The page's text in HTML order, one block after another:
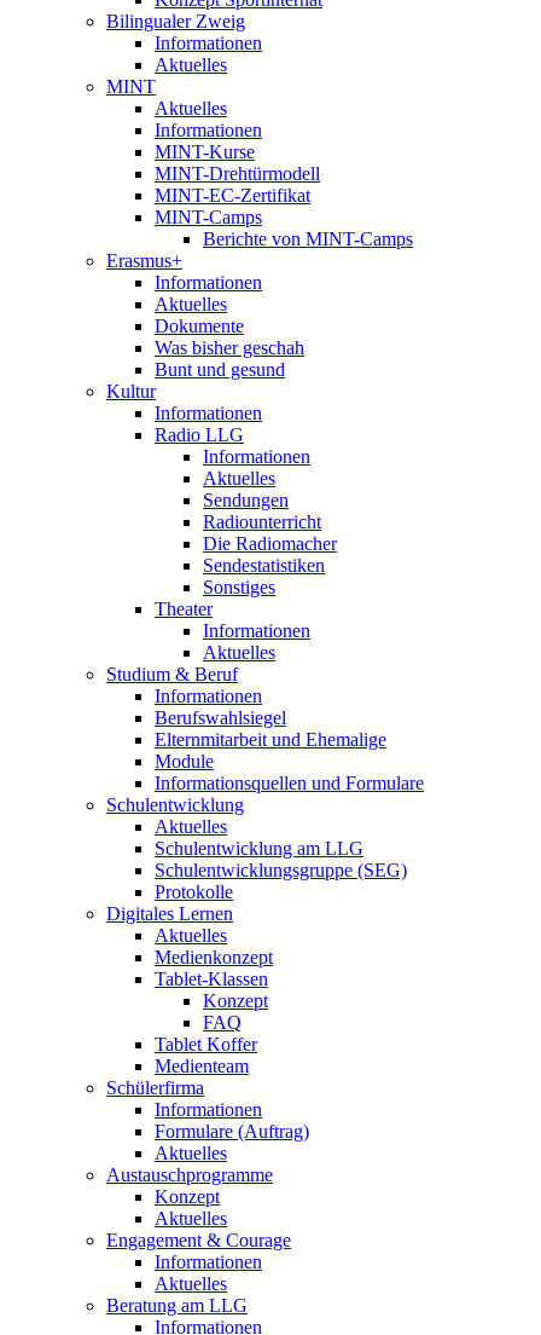
Bilingualer Zweig
Informationen
Aktuelles
MINT
Aktuelles
Informationen
MINT-Kurse
MINT-Drehtürmodell
MINT-EC-Zertifikat
MINT-Camps
Berichte von MINT-Camps
Erasmus+
Informationen
Aktuelles
Dokumente
Was bisher geschah
Bunt und gesund
Kultur
Informationen
Radio LLG
Informationen
Aktuelles
Sendungen
Radiounterricht
Die Radiomacher
Sendestatistiken
Sonstiges
Theater
Informationen
Aktuelles
Studium & Beruf
Informationen
Berufswahlsiegel
Elternmitarbeit und Ehemalige
Module
Informationsquellen und Formulare
Schulentwicklung
Aktuelles
Schulentwicklung am LLG
Schulentwicklungsgruppe (SEG)
Protokolle
Digitales Lernen
Aktuelles
Medienkonzept
Tablet-Klassen
Konzept
FAQ
Tablet Koffer
Medienteam
Schülerfirma
Informationen
Formulare (Auftrag)
Aktuelles
Austauschprogramme
Konzept
Aktuelles
Engagement & Courage
Informationen
Aktuelles
Beratung am LLG
Informationen